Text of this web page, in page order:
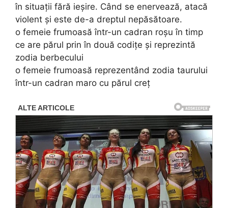
în situații fără ieșire. Când se enervează, atacă
violent și este de-a dreptul nepăsătoare.
o femeie frumoasă într-un cadran roșu în timp
ce are părul prin în două codițe și reprezintă
zodia berbecului
o femeie frumoasă reprezentând zodia taurului
într-un cadran maro cu părul creț